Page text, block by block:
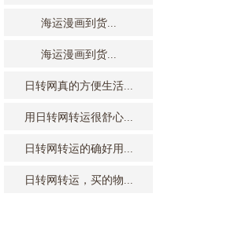
海运漫画到货...
海运漫画到货...
日转网真的方便生活...
用日转网转运很舒心...
日转网转运的确好用...
日转网转运，买的物...